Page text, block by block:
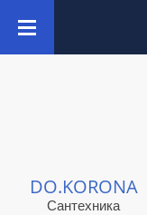
DO.KORONA
Сантехника